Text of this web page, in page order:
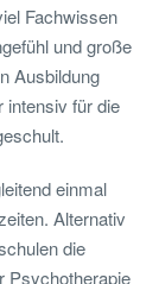
Fachwissen
und große
Ausbildung
intensiv für die
einmal
Alternativ
die
Psychotherapie